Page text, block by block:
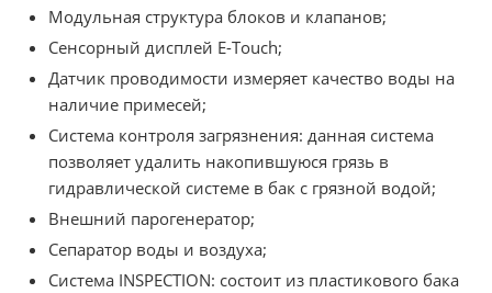
Модульная структура блоков и клапанов;
Сенсорный дисплей E-Touch;
Датчик проводимости измеряет качество воды на
наличие примесей;
Система контроля загрязнения: данная система
позволяет удалить накопившуюся грязь в
гидравлической системе в бак с грязной водой;
Внешний парогенератор;
Сепаратор воды и воздуха;
Система INSPECTION: состоит из пластикового бака